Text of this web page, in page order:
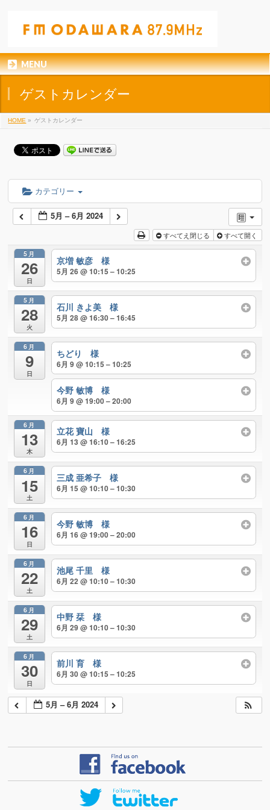
MENU
ゲストカレンダー
HOME » ゲストカレンダー
カテゴリー
5月 – 6月 2024
すべてえ閉じる すべて開く
5月
26
日
京増 敏彦 様
5月 26 @ 10:15 – 10:25
5月
28
火
石川 きよ美 様
5月 28 @ 16:30 – 16:45
6月
9
日
ちどり 様
6月 9 @ 10:15 – 10:25
今野 敏博 様
6月 9 @ 19:00 – 20:00
6月
13
木
立花 寶山 様
6月 13 @ 16:10 – 16:25
6月
15
土
三成 亜希子 様
6月 15 @ 10:10 – 10:30
6月
16
日
今野 敏博 様
6月 16 @ 19:00 – 20:00
6月
22
土
池尾 千里 様
6月 22 @ 10:10 – 10:30
6月
29
土
中野 栞 様
6月 29 @ 10:10 – 10:30
6月
30
日
前川 育 様
6月 30 @ 10:15 – 10:25
5月 – 6月 2024